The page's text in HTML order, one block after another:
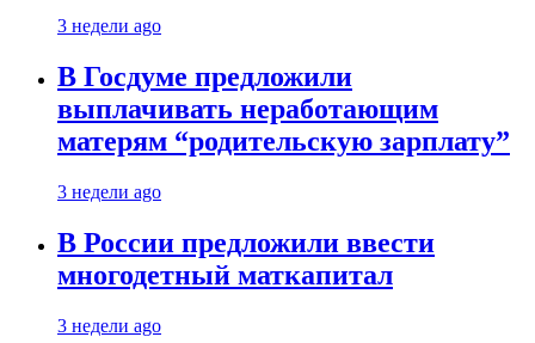
3 недели ago
В Госдуме предложили
выплачивать неработающим
матерям “родительскую зарплату”
3 недели ago
В России предложили ввести
многодетный маткапитал
3 недели ago